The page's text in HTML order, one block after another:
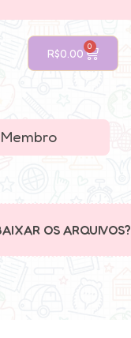
R$0.00 0
OS ARQUIVOS?